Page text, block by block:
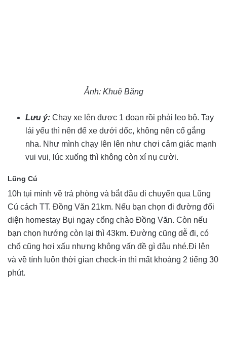
Ảnh: Khuê Băng
Lưu ý: Chạy xe lên được 1 đoạn rồi phải leo bộ. Tay
lái yếu thì nên để xe dưới dốc, không nên cố gắng
nha. Như mình chạy lên lên như chơi cảm giác mạnh
vui vui, lúc xuống thì không còn xí nụ cười.
Lũng Cú
10h tụi mình về trả phòng và bắt đầu di chuyển qua Lũng
Cú cách TT. Đồng Văn 21km. Nếu bạn chọn đi đường đối
diện homestay Bụi ngay cổng chào Đồng Văn. Còn nếu
bạn chọn hướng còn lại thì 43km. Đường cũng dễ đi, có
chổ cũng hơi xấu nhưng không vấn đề gì đâu nhé.Đi lên
và về tính luôn thời gian check-in thì mất khoảng 2 tiếng 30
phút.